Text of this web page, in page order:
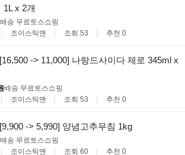
1L x 2개
배송 무료토스쇼핑
조이스틱맨 조회 53 추천 0
[16,500 -> 11,000] 나랑드사이다 제로 345ml x
배송 무료토스쇼핑
조이스틱맨 조회 53 추천 0
[9,900 -> 5,990] 양념고추무침 1kg
배송 무료토스쇼핑
조이스틱맨 조회 60 추천 0